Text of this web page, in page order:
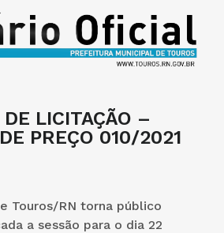
DE LICITAÇÃO –
PREÇO 010/2021
Touros/RN torna público
a sessão para o dia 22